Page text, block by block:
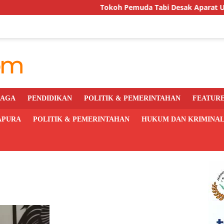
Tokoh Pemuda Tabi Desak Aparat Usut Tuntas
PENDIDIKAN POLITIK & PEMERINTAHAN
POLITIK & PEMERINTAHAN HUKUM DAN KRIMINAL